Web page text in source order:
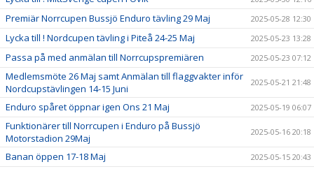
Premiär Norrcupen Bussjö Enduro tävling 29 Maj 2025-05-28 12:30
Lycka till ! Nordcupen tävling i Piteå 24-25 Maj 2025-05-23 13:28
Passa på med anmälan till Norrcupspremiären 2025-05-23 07:12
Medlemsmöte 26 Maj samt Anmälan till flaggvakter inför
Nordcupstävlingen 14-15 Juni
2025-05-21 21:48
Enduro spåret öppnar igen Ons 21 Maj 2025-05-19 06:07
Funktionärer till Norrcupen i Enduro på Bussjö
Motorstadion 29Maj
2025-05-16 20:18
Banan öppen 17-18 Maj 2025-05-15 20:43